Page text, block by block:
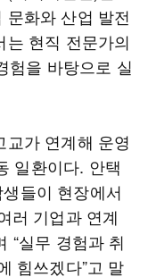
화와 산업 발전
현직 전문가의
험을 바탕으로 실
교가 연계해 운영
일환이다. 안택
들이 현장에서
러 기업과 연계
“실무 경험과 취
힘쓰겠다”고 말